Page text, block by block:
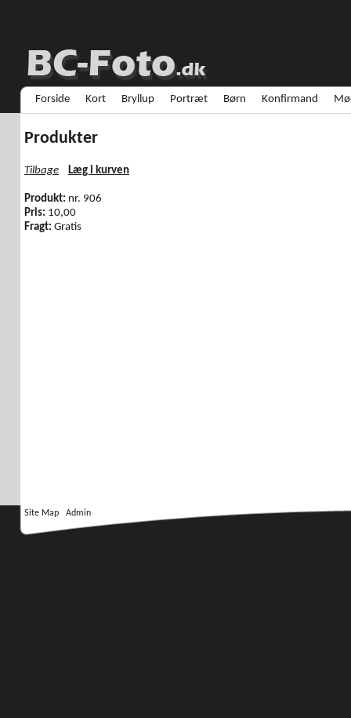
Forside Kort Bryllup Portræt Børn Konfirmand
Produkter
Tilbage Læg i kurven
Produkt: nr. 906
Pris: 10,00
Fragt: Gratis
Site Map Admin